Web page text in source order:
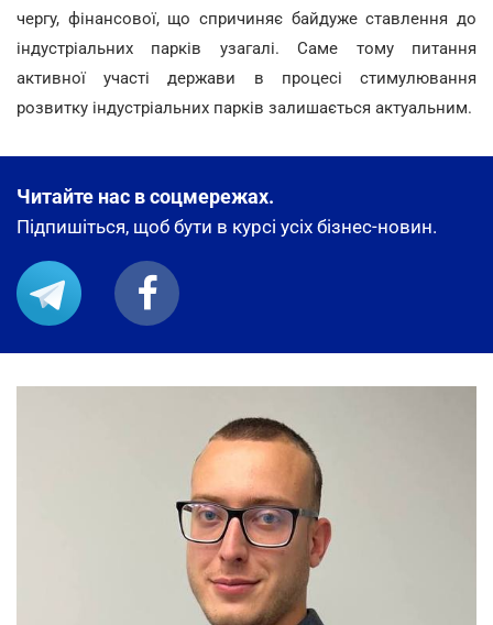
чергу, фінансової, що спричиняє байдуже ставлення до
індустріальних парків узагалі. Саме тому питання
активної участі держави в процесі стимулювання
розвитку індустріальних парків залишається актуальним.
Читайте нас в соцмережах.
Підпишіться, щоб бути в курсі усіх бізнес-новин.